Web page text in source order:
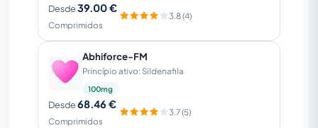
Desde39.00 €
Comprimidos
3.8 (4)
Abhiforce-FM
Princípio ativo: Sildenafila
100mg
Desde68.46 €
Comprimidos
3.7 (5)